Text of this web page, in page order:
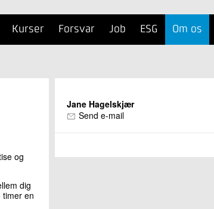
Kurser Forsvar Job ESG Om os
og
dig
en
Jane Hagelskjær
Send e-mail